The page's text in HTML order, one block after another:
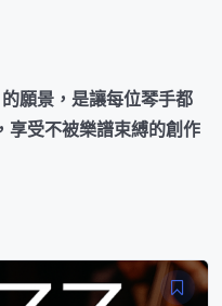
願景，是讓每位琴手都
享受不被樂譜束縛的創作